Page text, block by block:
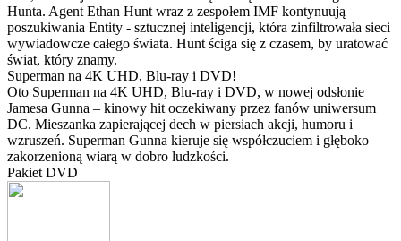
Hunta. Agent Ethan Hunt wraz z zespołem IMF kontynuują
poszukiwania Entity - sztucznej inteligencji, która zinfiltrowała sieci
wywiadowcze całego świata. Hunt ściga się z czasem, by uratować
świat, który znamy.
Superman na 4K UHD, Blu-ray i DVD!
Oto Superman na 4K UHD, Blu-ray i DVD, w nowej odsłonie
Jamesa Gunna – kinowy hit oczekiwany przez fanów uniwersum
DC. Mieszanka zapierającej dech w piersiach akcji, humoru i
wzruszeń. Superman Gunna kieruje się współczuciem i głęboko
zakorzenioną wiarą w dobro ludzkości.
Pakiet DVD